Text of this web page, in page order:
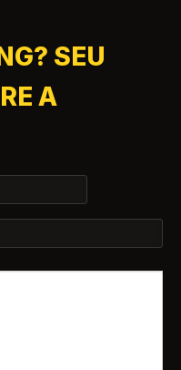
SEU
A